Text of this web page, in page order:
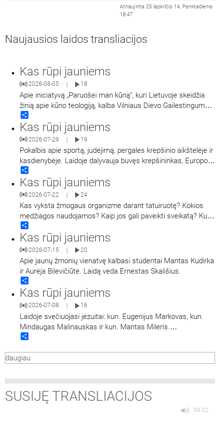
Atnaujinta 25 lapkričio 14, Penktadienis
18:47
Naujausios laidos transliacijos
Kas rūpi jauniems
2026-08-05 18
Apie iniciatyvą „Paruošei man kūną“, kuri Lietuvoje skeidžia
žinią apie kūno teologiją, kalba Vilniaus Dievo Gailestingumo
šventovės jaunimas.
Kas rūpi jauniems
2026-07-29 19
Pokalbis apie sportą, judėjimą, pergales krepšinio aikštelėje ir
kasdienybėje. Laidoje dalyvauja buvęs krepšininkas, Europos
taurės laimėtojas, tris kartus LKL čempionas, tris kartus LKL
oro karalius, dabar – krepšinio treneris Darius Sirtautas.
Laidą veda Jonas Tamulis. Antroje laidos dalyje tais pačiais
klausimais kalbinamas jaunimas …
Kas rūpi jauniems
2026-07-22 | 24
Kas vyksta žmogaus organizme darant tatuiruotę? Kokios
medžiagos naudojamos? Kaip jos gali paveikti sveikatą? Kuo
rizikuoja žmonės jas darydamiesi ir šalindami? Pasakoja
Vilniaus Santaros klinikų Dermatovenerologijos centro
vadovas, gydytojas dermatovenerologas dr. Tadas Raudonis.
Kalbina Regina Statkuvienė.
Kas rūpi jauniems
2026-07-15 | 20
Apie jaunų žmonių vienatvę kalbasi studentai Mantas Kudirka
ir Aurėja Bilevičiūtė. Laidą veda Ernestas Skališius.
Kas rūpi jauniems
2026-07-08 16
Laidoje svečiuojasi jėzuitai: kun. Eugenijus Markovas, kun.
Mindaugas Malinauskas ir kun. Mantas Mileris.
Pristato „Magis“ projektą ir kalbasi apie jaunystę ir viltį.
daugiau
SUSIJĘ TRANSLIACIJOS
39:02